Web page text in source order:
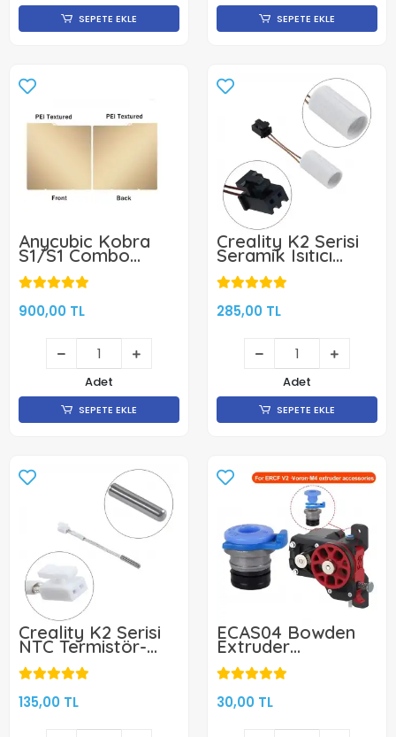
SEPETE EKLE SEPETE EKLE
Anycubic Kobra
S1/S1 Combo
Textured PEI Kaplı
Manyetik Tabla -
Yüzlü
900,00 TL
Adet
SEPETE EKLE
Creality K2 Serisi
Seramik Isıtıcı
Fişek- Klon
285,00 TL
Adet
SEPETE EKLE
Creality K2 Serisi
NTC Termistör-
Sıcaklık Sensörü
135,00 TL
ECAS04 Bowden
Extruder
Konnektörü-4x2
PTFE Teflon Boru
30,00 TL